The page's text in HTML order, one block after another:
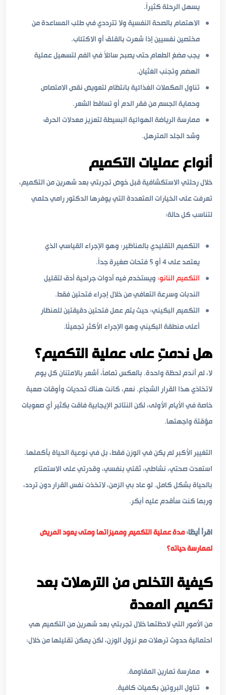
يسهل الرحلة كثيراً.
الاهتمام بالصحة النفسية ولا تترددي في طلب المساعدة من
مختصين نفسيين إذا شعرت بالقلق أو الاكتئاب.
يجب مضغ الطعام حتى يصبح سائلاً في الفم لتسهيل عملية
الهضم وتجنب الغثيان.
تناول المكملات الغذائية بانتظام لتعويض نقص الامتصاص
وحماية الجسم من فقر الدم أو تساقط الشعر.
ممارسة الرياضة الهوائية البسيطة لتعزيز معدلات الحرق
وشد الجلد المترهل.
أنواع عمليات التكميم
خلال رحلتي الاستكشافية قبل خوض تجربتي بعد شهرين من التكميم،
تعرفت على الخيارات المتعددة التي يوفرها الدكتور رامي حلمي
لتناسب كل حالة:
التكميم التقليدي بالمناظير: وهو الإجراء القياسي الذي
يعتمد على 4 أو 5 فتحات صغيرة جداً.
التكميم النانو: ويستخدم فيه أدوات جراحية أدق لتقليل
الندبات وسرعة التعافي من خلال إجراء فتحتين فقط.
التكميم البكيني: حيث يتم عمل فتحتين دقيقتين للمنظار
أعلى منطقة البكيني وهو الإجراء الأكثر تجميلًا.
هل ندمتِ على عملية التكميم؟
لا، لم أندم لحظة واحدة. بالعكس تماماً، أشعر بالامتنان كل يوم
لاتخاذي هذا القرار الشجاع. نعم، كانت هناك تحديات وأوقات صعبة
خاصة في الأيام الأولى، لكن النتائج الإيجابية فاقت بكثير أي صعوبات
مؤقتة واجهتها.
التغيير الأكبر لم يكن في الوزن فقط، بل في نوعية الحياة بأكملها.
استعدت صحتي، نشاطي، ثقتي بنفسي، وقدرتي على الاستمتاع
بالحياة بشكل كامل. لو عاد بي الزمن، لاتخذت نفس القرار دون تردد،
وربما كنت سأقدم عليه أبكر.
اقرأ أيضًا:مدة عملية التكميم ومميزاتها ومتى يعود المريض
لممارسة حياته؟
كيفية التخلص من الترهلات بعد
تكميم المعدة
من الأمور التي لاحظتها خلال تجربتي بعد شهرين من التكميم هي
احتمالية حدوث ترهلات مع نزول الوزن، لكن يمكن تقليلها من خلال:
ممارسة تمارين المقاومة.
تناول البروتين بكميات كافية.